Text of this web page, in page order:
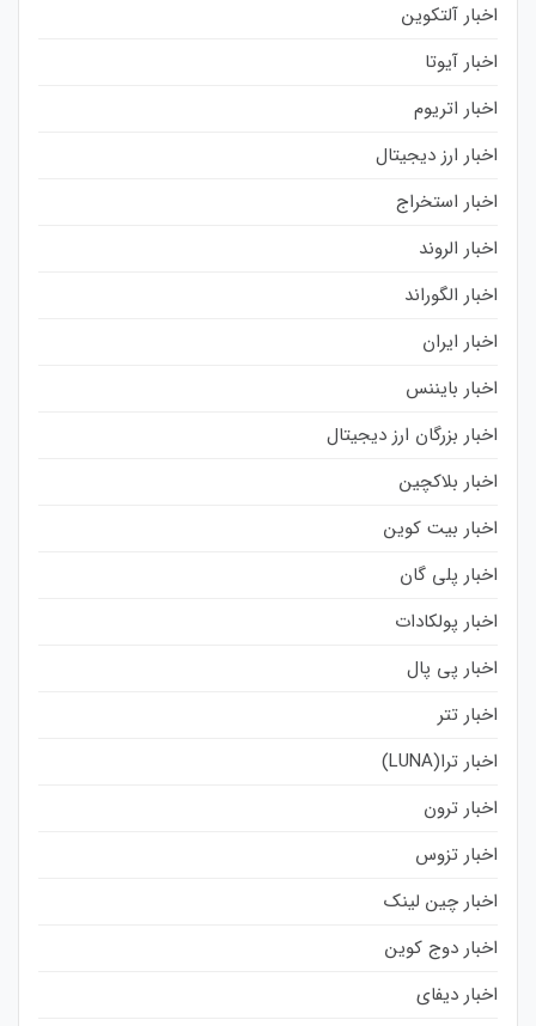
اخبار آلتکوین
اخبار آیوتا
اخبار اتریوم
اخبار ارز دیجیتال
اخبار استخراج
اخبار الروند
اخبار الگوراند
اخبار ایران
اخبار بایننس
اخبار بزرگان ارز دیجیتال
اخبار بلاکچین
اخبار بیت کوین
اخبار پلی گان
اخبار پولکادات
اخبار پی پال
اخبار تتر
اخبار ترا(LUNA)
اخبار ترون
اخبار تزوس
اخبار چین لینک
اخبار دوج کوین
اخبار دیفای